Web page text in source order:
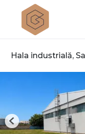
Hala industrială,
Previous